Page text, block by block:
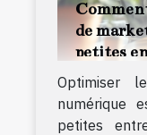
de
petites
Optimiser
numérique
petites